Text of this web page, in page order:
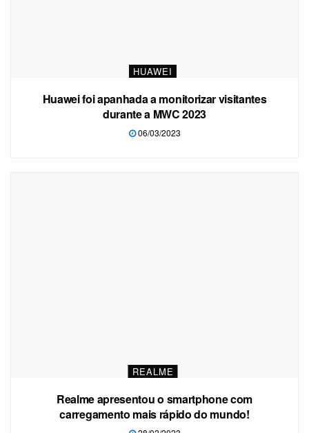
HUAWEI
Huawei foi apanhada a monitorizar visitantes
durante a MWC 2023
06/03/2023
REALME
Realme apresentou o smartphone com
carregamento mais rápido do mundo!